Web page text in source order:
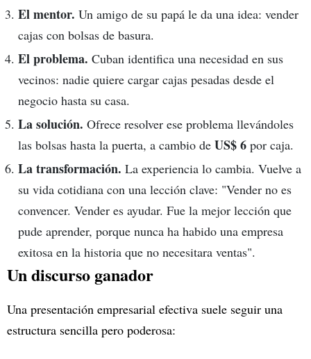
El mentor. Un amigo de su papá le da una idea: vender
cajas con bolsas de basura.
El problema. Cuban identifica una necesidad en sus
vecinos: nadie quiere cargar cajas pesadas desde el
negocio hasta su casa.
La solución. Ofrece resolver ese problema llevándoles
las bolsas hasta la puerta, a cambio de US$ 6 por caja.
La transformación. La experiencia lo cambia. Vuelve a
su vida cotidiana con una lección clave: "Vender no es
convencer. Vender es ayudar. Fue la mejor lección que
pude aprender, porque nunca ha habido una empresa
exitosa en la historia que no necesitara ventas".
Un discurso ganador
Una presentación empresarial efectiva suele seguir una
estructura sencilla pero poderosa: